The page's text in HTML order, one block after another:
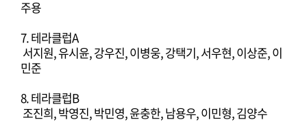
주용
7. 테라클럽A
서지원, 유시윤, 강우진, 이병웅, 강택기, 서우현, 이상준, 이
민준
8. 테라클럽B
조진희, 박영진, 박민영, 윤충한, 남용우, 이민형, 김양수